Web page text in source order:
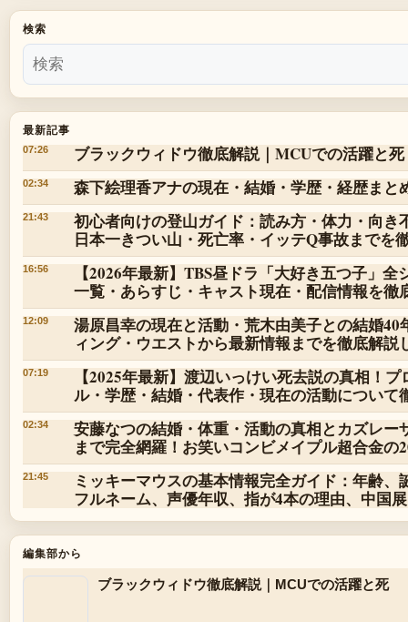
検索
最新記事
07:26 ブラックウィドウ徹底解説｜MCUでの活躍と死
02:34 森下絵理香アナの現在・結婚・学歴・経歴まと
21:43
初心者向けの登山ガイド：読み方・体力・向き
日本一きつい山・死亡率・イッテQ事故までを
16:56
【2026年最新】TBS昼ドラ「大好き五つ子」全
一覧・あらすじ・キャスト現在・配信情報を徹
12:09
湯原昌幸の現在と活動・荒木由美子との結婚40
ィング・ウエストから最新情報までを徹底解説
07:19
【2025年最新】渡辺いっけい死去説の真相！プ
ル・学歴・結婚・代表作・現在の活動について
02:34
安藤なつの結婚・体重・活動の真相とカズレー
まで完全網羅！お笑いコンビメイプル超合金の
21:45
ミッキーマウスの基本情報完全ガイド：年齢、
フルネーム、声優年収、指が4本の理由、中国
編集部から
ブラックウィドウ徹底解説｜MCUでの活躍と死